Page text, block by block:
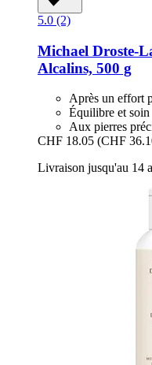
5.0 (2)
Michael Droste-
Alcalins, 500 g
Après un effort
Équilibre et soin
Aux pierres
CHF 18.05 (CHF
Livraison jusqu'au 14